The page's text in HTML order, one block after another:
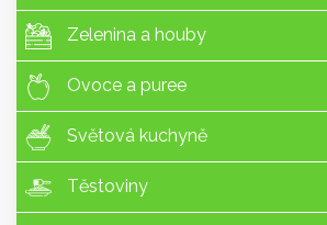
Zelenina a houby
Ovoce a puree
Světová kuchyně
Těstoviny